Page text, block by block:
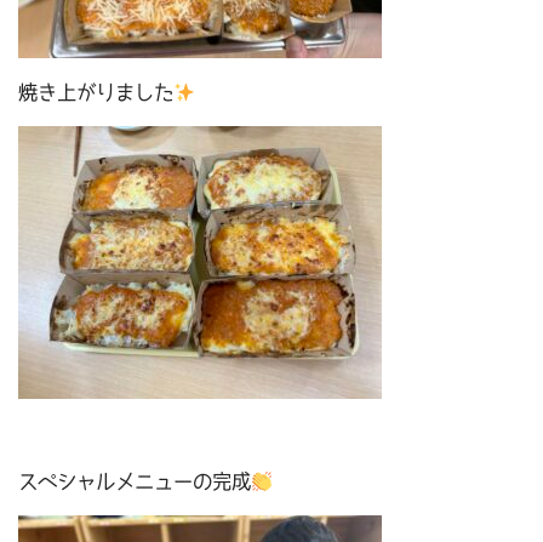
焼き上がりました
スペシャルメニューの完成